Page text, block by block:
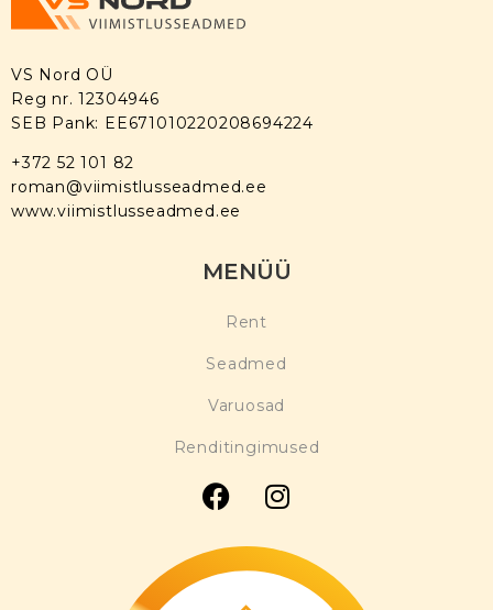
VS Nord OÜ
Reg nr. 12304946
SEB Pank: EE671010220208694224
+372 52 101 82
roman@viimistlusseadmed.ee
www.viimistlusseadmed.ee
MENÜÜ
Rent
Seadmed
Varuosad
Renditingimused